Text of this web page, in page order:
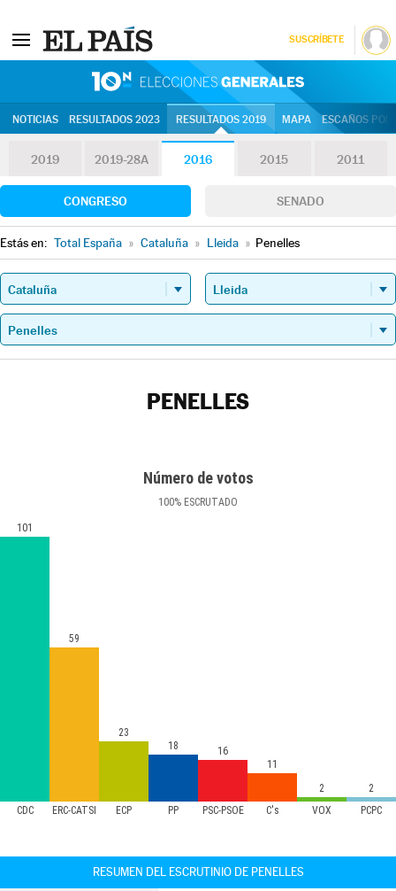
SUSCRÍBETE
NOTICIAS RESULTADOS 2023 RESULTADOS 2019 MAPA ESCAÑOS
2019 2019-28A 2016 2015 2011
CONGRESO SENADO
Estás en: Total España » Cataluña » Lleida » Penelles
PENELLES
Número de votos
100% ESCRUTADO
CDC ERC-CATSÍ ECP PP PSC-PSOE C's VOX PCPC
101
59
23
18
16
11
2
2
RESUMEN DEL ESCRUTINIO DE PENELLES